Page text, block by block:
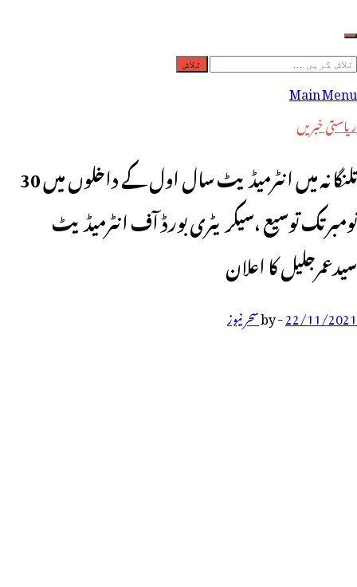
تلاش
کریں
برائے:
Main Menu
ریاستی خبریں
تلنگانہ میں انٹرمیڈیٹ سال اول کے داخلوں میں 30
نومبر تک توسیع ،سیکریٹری بورڈ آف انٹرمیڈیٹ
سیدعمرجلیل کا اعلان
22/11/2021
-
byسحر نیوز